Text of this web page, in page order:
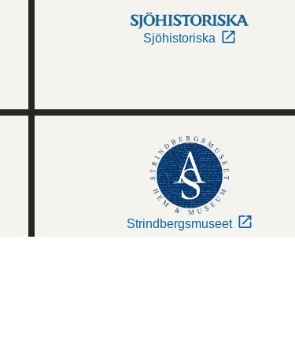
Sjöhistoriska
Strindbergsmuseet